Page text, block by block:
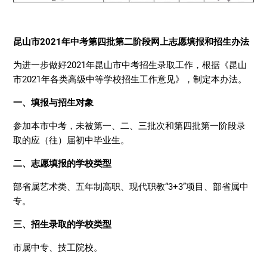
昆山市2021年中考第四批第二阶段网上志愿填报和招生办法
为进一步做好2021年昆山市中考招生录取工作，根据《昆山
市2021年各类高级中等学校招生工作意见》，制定本办法。
一、填报与招生对象
参加本市中考，未被第一、二、三批次和第四批第一阶段录
取的应（往）届初中毕业生。
二、志愿填报的学校类型
部省属艺术类、五年制高职、现代职教“3+3”项目、部省属中
专。
三、招生录取的学校类型
市属中专、技工院校。